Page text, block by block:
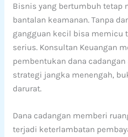
Bisnis yang bertumbuh tetap
bantalan keamanan. Tanpa
gangguan kecil bisa memicu
serius. Konsultan Keuangan
pembentukan dana
strategi jangka menengah,
darurat.
Dana cadangan memberi
terjadi keterlambatan